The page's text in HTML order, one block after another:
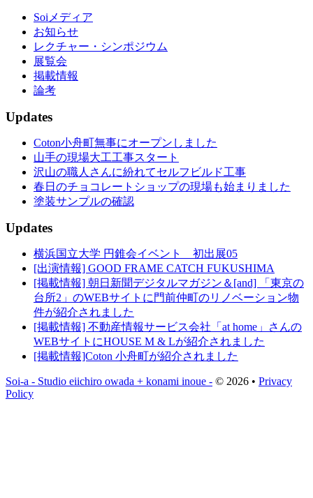
Soiメディア
お知らせ
レクチャー・シンポジウム
展覧会
掲載情報
論考
Updates
Coton小舟町無事にオープンしました
山手の現場大工工事スタート
沢山の職人さんに紛れてセルフビルド工事
春日のチョコレートショップの現場も始まりました
塗装サンプルの確認
Updates
横浜国立大学 円錐会イベント 初出展05
[出演情報] GOOD FRAME CATCH FUKUSHIMA
[掲載情報] 朝日新聞デジタルマガジン＆[and] 「東京の
台所2」のWEBサイトに門前仲町のリノベーション物
件が紹介されました
[掲載情報] 不動産情報サービス会社「at home」さんの
WEBサイトにHOUSE M & Lが紹介されました
[掲載情報]Coton 小舟町が紹介されました
Soi-a - Studio eiichiro owada + konami inoue - © 2026 • Privacy
Policy